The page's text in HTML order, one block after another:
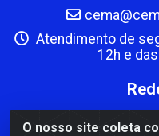
O nosso site coleta
Atendimento de
12h e